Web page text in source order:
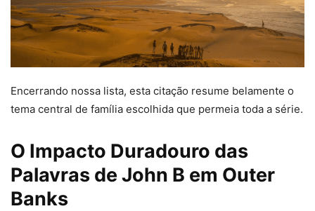
Encerrando nossa lista, esta citação resume belamente o
tema central de família escolhida que permeia toda a série.
O Impacto Duradouro das
Palavras de John B em Outer
Banks